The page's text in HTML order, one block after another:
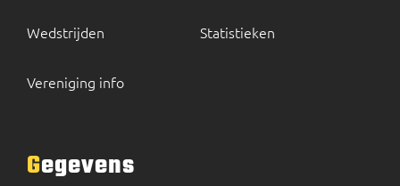
Wedstrijden
Vereniging info
Statistieken
Gegevens